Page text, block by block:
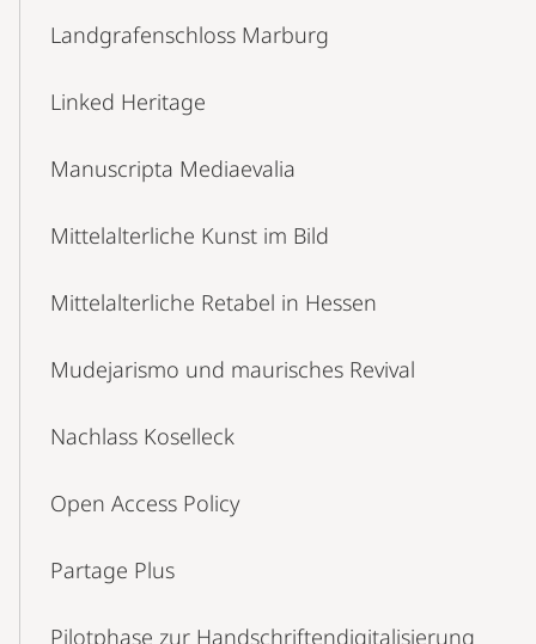
Landgrafenschloss Marburg
Linked Heritage
Manuscripta Mediaevalia
Mittelalterliche Kunst im Bild
Mittelalterliche Retabel in Hessen
Mudejarismo und maurisches Revival
Nachlass Koselleck
Open Access Policy
Partage Plus
Pilotphase zur Handschriftendigitalisierung